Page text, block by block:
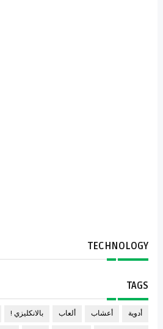
TECHNOLOGY
TAGS
أدوية أعشاب ألعاب بالانكليزي !